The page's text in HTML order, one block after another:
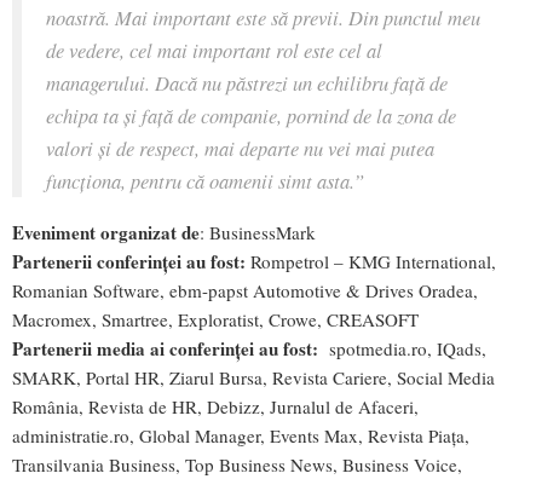
noastră. Mai important este să previi. Din punctul meu
de vedere, cel mai important rol este cel al
managerului. Dacă nu păstrezi un echilibru față de
echipa ta și față de companie, pornind de la zona de
valori și de respect, mai departe nu vei mai putea
funcționa, pentru că oamenii simt asta.”
Eveniment organizat de: BusinessMark
Partenerii conferinței au fost: Rompetrol – KMG International,
Romanian Software, ebm-papst Automotive & Drives Oradea,
Macromex, Smartree, Exploratist, Crowe, CREASOFT
Partenerii media ai conferinței au fost: spotmedia.ro, IQads,
SMARK, Portal HR, Ziarul Bursa, Revista Cariere, Social Media
România, Revista de HR, Debizz, Jurnalul de Afaceri,
administratie.ro, Global Manager, Events Max, Revista Piața,
Transilvania Business, Top Business News, Business Voice,